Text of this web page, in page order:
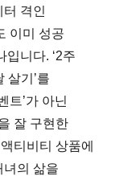
터 격인
이미 성공
입니다. ‘2주
살기’를
트’가 아닌
잘 구현한
티비티 상품에
녀의 삶을